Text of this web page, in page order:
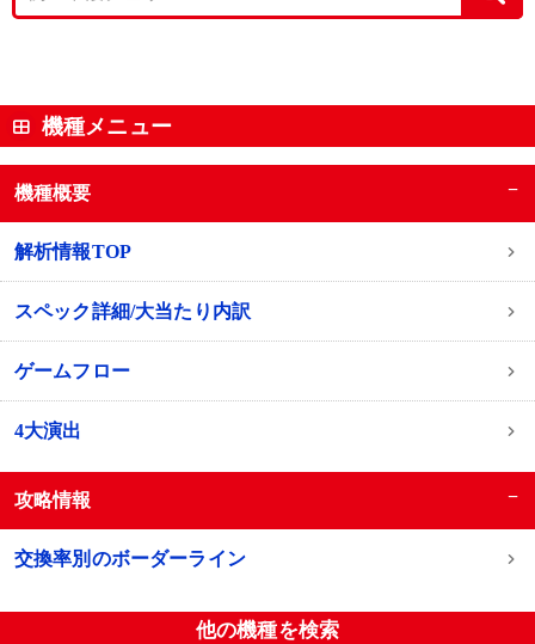
機種メニュー
機種概要 −
解析情報TOP
スペック詳細/大当たり内訳
ゲームフロー
4大演出
攻略情報 −
交換率別のボーダーライン
他の機種を検索